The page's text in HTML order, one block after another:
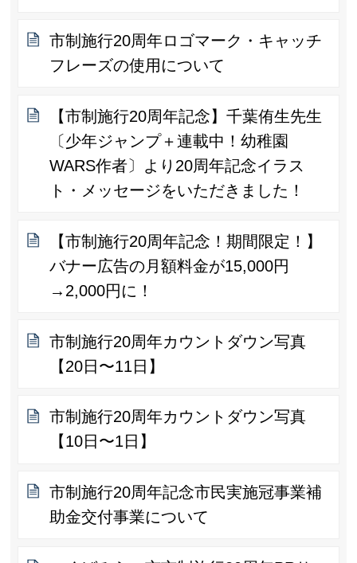
市制施行20周年ロゴマーク・キャッチ
フレーズの使用について
【市制施行20周年記念】千葉侑生先生
〔少年ジャンプ＋連載中！幼稚園
WARS作者〕より20周年記念イラス
ト・メッセージをいただきました！
【市制施行20周年記念！期間限定！】
バナー広告の月額料金が15,000円
→2,000円に！
市制施行20周年カウントダウン写真
【20日〜11日】
市制施行20周年カウントダウン写真
【10日〜1日】
市制施行20周年記念市民実施冠事業補
助金交付事業について